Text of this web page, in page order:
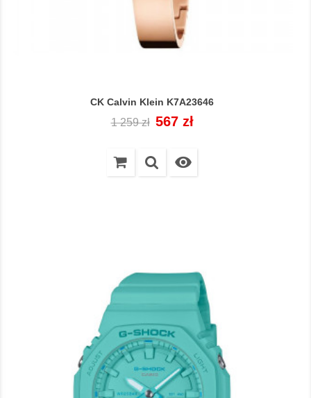
CK Calvin Klein K7A23646
Cena
1 259 zł Cena
567 zł
